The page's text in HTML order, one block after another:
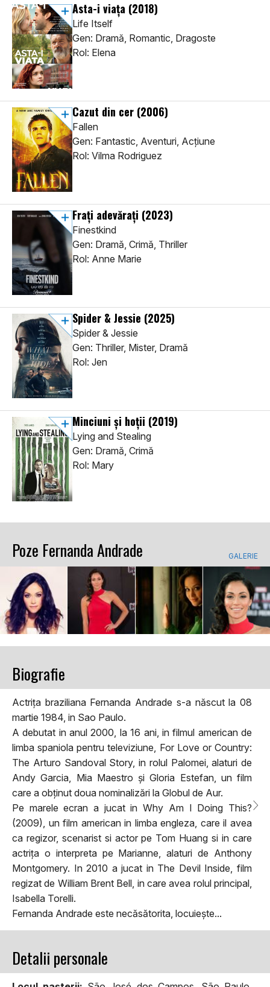
Asta-i viața (2018)
Life Itself
Gen: Dramă, Romantic, Dragoste
Rol: Elena
Cazut din cer (2006)
Fallen
Gen: Fantastic, Aventuri, Acţiune
Rol: Vilma Rodriguez
Frați adevărați (2023)
Finestkind
Gen: Dramă, Crimă, Thriller
Rol: Anne Marie
Spider & Jessie (2025)
Spider & Jessie
Gen: Thriller, Mister, Dramă
Rol: Jen
Minciuni și hoții (2019)
Lying and Stealing
Gen: Dramă, Crimă
Rol: Mary
Poze Fernanda Andrade GALERIE
Biografie
Actrița braziliana Fernanda Andrade s-a născut la 08
martie 1984, in Sao Paulo.
A debutat in anul 2000, la 16 ani, in filmul american de
limba spaniola pentru televiziune, For Love or Country:
The Arturo Sandoval Story, in rolul Palomei, alaturi de
Andy Garcia, Mia Maestro și Gloria Estefan, un film
care a obținut doua nominalizări la Globul de Aur.
Pe marele ecran a jucat in Why Am I Doing This?
(2009), un film american in limba engleza, care il avea
ca regizor, scenarist si actor pe Tom Huang si in care
actrița o interpreta pe Marianne, alaturi de Anthony
Montgomery. In 2010 a jucat in The Devil Inside, film
regizat de William Brent Bell, in care avea rolul principal,
Isabella Torelli.
Fernanda Andrade este necăsătorita, locuiește...
Detalii personale